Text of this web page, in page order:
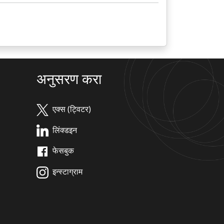
अनुसरण करा
एक्स (ट्विटर)
लिंक्डइन
फेसबुक
इन्स्टाग्राम